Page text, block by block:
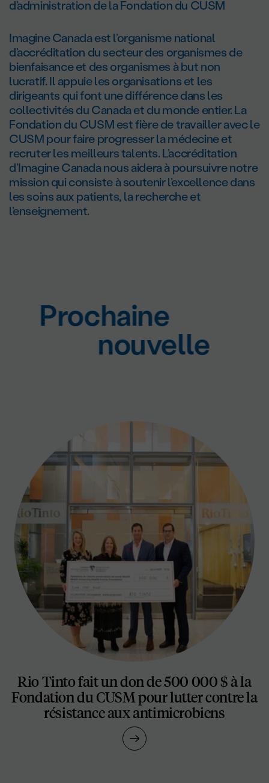
d’administration de la Fondation du CUSM
Imagine Canada est l’organisme national
d’accréditation du secteur des organismes de
bienfaisance et des organismes à but non
lucratif. Il appuie les organisations et les
dirigeants qui font une différence dans les
collectivités du Canada et du monde entier. La
Fondation du CUSM est fière de travailler avec le
CUSM pour faire progresser la médecine et
recruter les meilleurs talents. L’accréditation
d’Imagine Canada nous aidera à poursuivre notre
mission qui consiste à soutenir l’excellence dans
les soins aux patients, la recherche et
l’enseignement.
Prochaine
nouvelle
Rio Tinto fait un don de 500 000 $ à la
Fondation du CUSM pour lutter contre la
résistance aux antimicrobiens